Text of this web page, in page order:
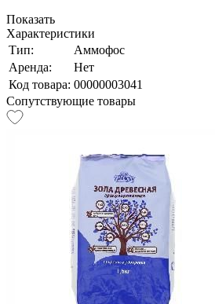
Показать
Характеристики
Тип:
Аммофос
Аренда:
Нет
Код товара: 00000003041
Сопутствующие товары